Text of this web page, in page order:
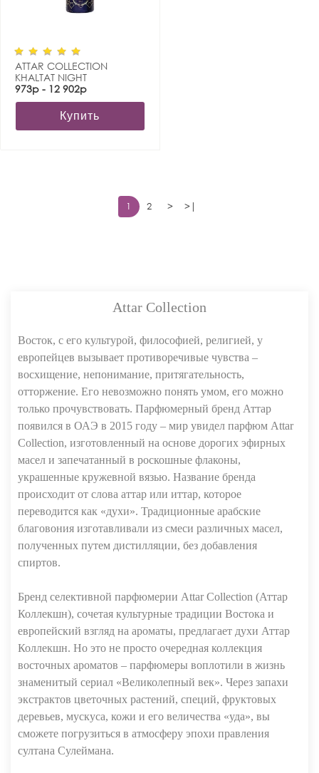
ATTAR COLLECTION
KHALTAT NIGHT
973р - 12 902р
Купить
1 2 > >|
Attar Collection
Восток, с его культурой, философией, религией, у
европейцев вызывает противоречивые чувства –
восхищение, непонимание, притягательность,
отторжение. Его невозможно понять умом, его можно
только прочувствовать. Парфюмерный бренд Аттар
появился в ОАЭ в 2015 году – мир увидел парфюм Attar
Collection, изготовленный на основе дорогих эфирных
масел и запечатанный в роскошные флаконы,
украшенные кружевной вязью. Название бренда
происходит от слова аттар или иттар, которое
переводится как «духи». Традиционные арабские
благовония изготавливали из смеси различных масел,
полученных путем дистилляции, без добавления
спиртов.
Бренд селективной парфюмерии Attar Collection (Аттар
Коллекшн), сочетая культурные традиции Востока и
европейский взгляд на ароматы, предлагает духи Аттар
Коллекшн. Но это не просто очередная коллекция
восточных ароматов – парфюмеры воплотили в жизнь
знаменитый сериал «Великолепный век». Через запахи
экстрактов цветочных растений, специй, фруктовых
деревьев, мускуса, кожи и его величества «уда», вы
сможете погрузиться в атмосферу эпохи правления
султана Сулеймана.